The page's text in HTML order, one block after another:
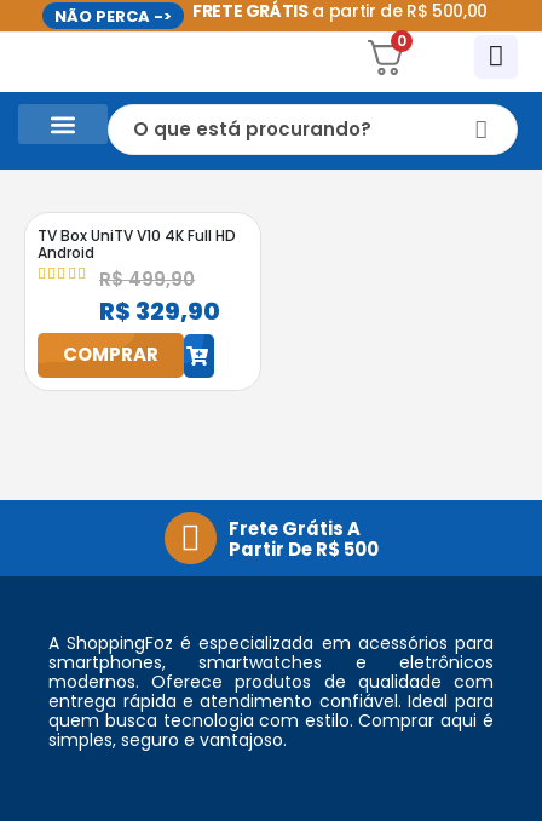
NÃO PERCA -> FRETE GRÁTISa partir de R$ 500,00
0
TV Box UniTV V10 4K Full HD
Android
R$499,90
R$ 329,90
COMPRAR
Frete Grátis A
Partir De R$ 500
A ShoppingFoz é especializada em acessórios para
smartphones, smartwatches e eletrônicos
modernos. Oferece produtos de qualidade com
entrega rápida e atendimento confiável. Ideal para
quem busca tecnologia com estilo. Comprar aqui é
simples, seguro e vantajoso.